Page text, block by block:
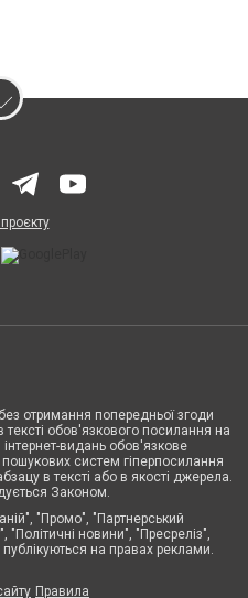
отримання попередньої згоди
обов'язкового посилання на
видань обов'язкове
систем гіперпосилання
в тексті або в якості джерела.
Законом.
"Промо", "Партнерський
"Політичні новини", "Пресреліз",
на правах реклами.
Правила